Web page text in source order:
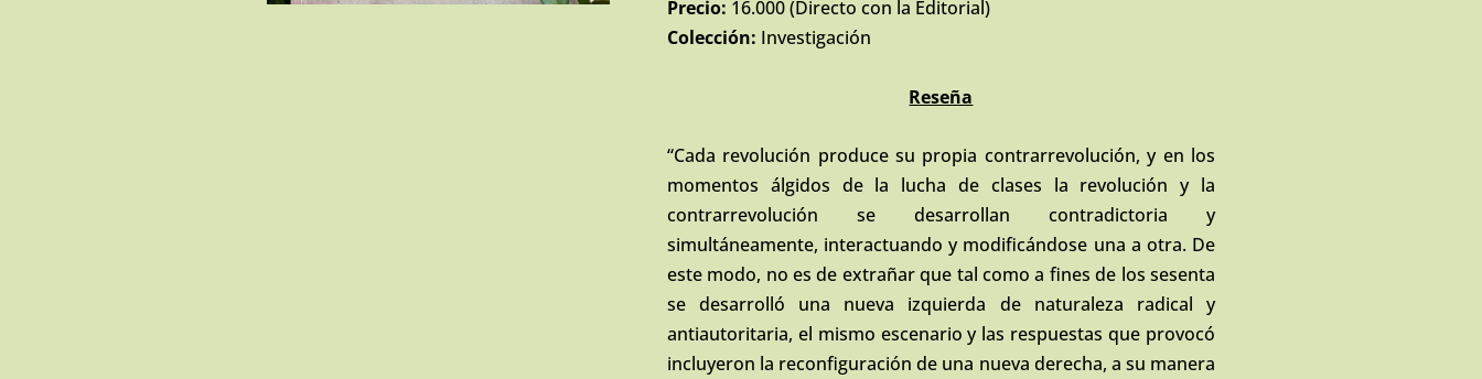
Precio: 16.000 (Directo con la Editorial)
Colección: Investigación
Reseña
“Cada revolución produce su propia contrarrevolución, y en los
momentos álgidos de la lucha de clases la revolución y la
contrarrevolución se desarrollan contradictoria y
simultáneamente, interactuando y modificándose una a otra. De
este modo, no es de extrañar que tal como a fines de los sesenta
se desarrolló una nueva izquierda de naturaleza radical y
antiautoritaria, el mismo escenario y las respuestas que provocó
incluyeron la reconfiguración de una nueva derecha, a su manera